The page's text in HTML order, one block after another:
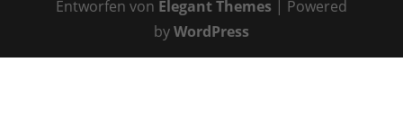
Entworfen von Elegant Themes | Powered
byWordPress